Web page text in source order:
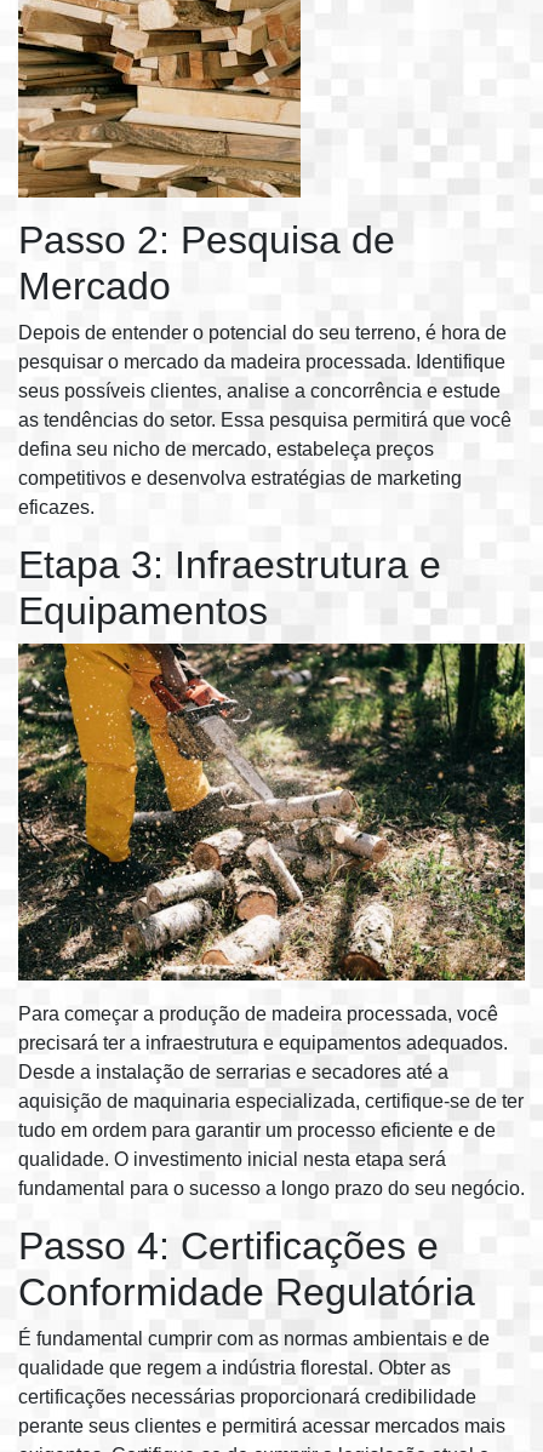
Passo 2: Pesquisa de
Mercado
Depois de entender o potencial do seu terreno, é hora de
pesquisar o mercado da madeira processada. Identifique
seus possíveis clientes, analise a concorrência e estude
as tendências do setor. Essa pesquisa permitirá que você
defina seu nicho de mercado, estabeleça preços
competitivos e desenvolva estratégias de marketing
eficazes.
Etapa 3: Infraestrutura e
Equipamentos
Para começar a produção de madeira processada, você
precisará ter a infraestrutura e equipamentos adequados.
Desde a instalação de serrarias e secadores até a
aquisição de maquinaria especializada, certifique-se de ter
tudo em ordem para garantir um processo eficiente e de
qualidade. O investimento inicial nesta etapa será
fundamental para o sucesso a longo prazo do seu negócio.
Passo 4: Certificações e
Conformidade Regulatória
É fundamental cumprir com as normas ambientais e de
qualidade que regem a indústria florestal. Obter as
certificações necessárias proporcionará credibilidade
perante seus clientes e permitirá acessar mercados mais